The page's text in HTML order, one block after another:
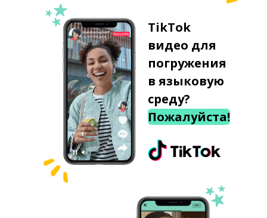
TikTok
видео для
погружения
в языковую
среду?
Пожалуйста!